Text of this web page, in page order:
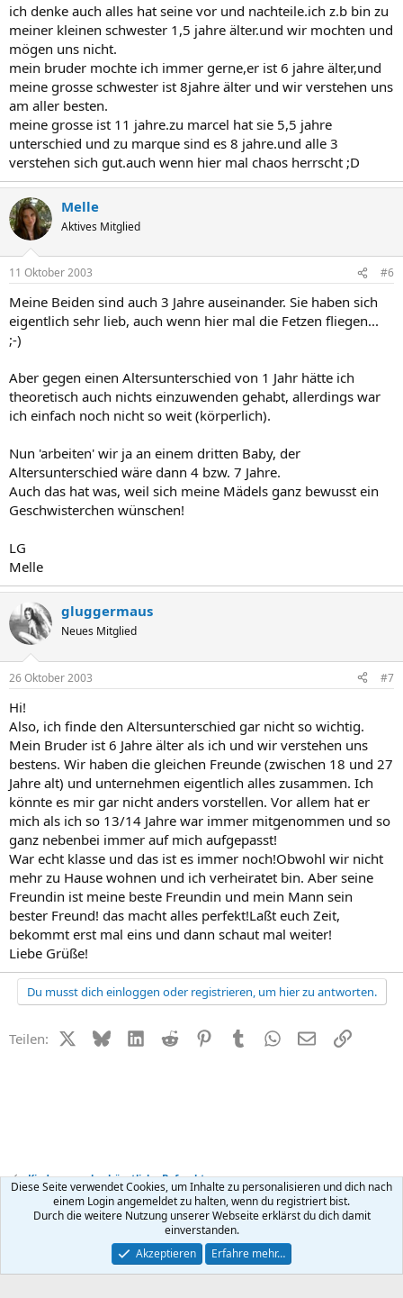
ich denke auch alles hat seine vor und nachteile.ich z.b bin zu
meiner kleinen schwester 1,5 jahre älter.und wir mochten und
mögen uns nicht.
mein bruder mochte ich immer gerne,er ist 6 jahre älter,und
meine grosse schwester ist 8jahre älter und wir verstehen uns
am aller besten.
meine grosse ist 11 jahre.zu marcel hat sie 5,5 jahre
unterschied und zu marque sind es 8 jahre.und alle 3
verstehen sich gut.auch wenn hier mal chaos herrscht ;D
Melle
Aktives Mitglied
11 Oktober 2003 #6
Meine Beiden sind auch 3 Jahre auseinander. Sie haben sich
eigentlich sehr lieb, auch wenn hier mal die Fetzen fliegen...
;-)
Aber gegen einen Altersunterschied von 1 Jahr hätte ich
theoretisch auch nichts einzuwenden gehabt, allerdings war
ich einfach noch nicht so weit (körperlich).
Nun 'arbeiten' wir ja an einem dritten Baby, der
Altersunterschied wäre dann 4 bzw. 7 Jahre.
Auch das hat was, weil sich meine Mädels ganz bewusst ein
Geschwisterchen wünschen!
LG
Melle
gluggermaus
Neues Mitglied
26 Oktober 2003 #7
Hi!
Also, ich finde den Altersunterschied gar nicht so wichtig.
Mein Bruder ist 6 Jahre älter als ich und wir verstehen uns
bestens. Wir haben die gleichen Freunde (zwischen 18 und 27
Jahre alt) und unternehmen eigentlich alles zusammen. Ich
könnte es mir gar nicht anders vorstellen. Vor allem hat er
mich als ich so 13/14 Jahre war immer mitgenommen und so
ganz nebenbei immer auf mich aufgepasst!
War echt klasse und das ist es immer noch!Obwohl wir nicht
mehr zu Hause wohnen und ich verheiratet bin. Aber seine
Freundin ist meine beste Freundin und mein Mann sein
bester Freund! das macht alles perfekt!Laßt euch Zeit,
bekommt erst mal eins und dann schaut mal weiter!
Liebe Grüße!
Du musst dich einloggen oder registrieren, um hier zu antworten.
Teilen: X (Twitter)
BlueskyLinkedIn
Reddit PinterestTumblr WhatsApp
E-MailLink
Kinderwunsch + künstliche Befruchtung
Kontakt Nutzungsbedingungen Datenschutz Hilfe
R
Community platform by XenForo ® © 2010-2026 XenForo Ltd.
Diese Seite verwendet Cookies, um Inhalte zu personalisieren und dich nach
einem Login angemeldet zu halten, wenn du registriert bist.
Durch die weitere Nutzung unserer Webseite erklärst du dich damit
einverstanden.
Akzeptieren
Erfahre mehr…